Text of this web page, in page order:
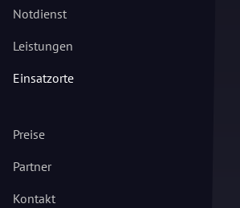
Notdienst
Leistungen
Einsatzorte
Preise
Partner
Kontakt